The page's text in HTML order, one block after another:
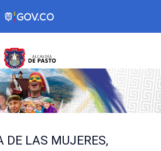
DE LAS MUJERES,